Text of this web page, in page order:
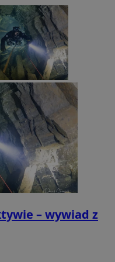
– wywiad z